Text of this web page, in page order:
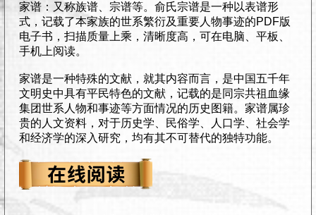
家谱：又称族谱、宗谱等。俞氏宗谱是一种以表谱形
式，记载了本家族的世系繁衍及重要人物事迹的PDF版
电子书，扫描质量上乘，清晰度高，可在电脑、平板、
手机上阅读。
家谱是一种特殊的文献，就其内容而言，是中国五千年
文明史中具有平民特色的文献，记载的是同宗共祖血缘
集团世系人物和事迹等方面情况的历史图籍。家谱属珍
贵的人文资料，对于历史学、民俗学、人口学、社会学
和经济学的深入研究，均有其不可替代的独特功能。